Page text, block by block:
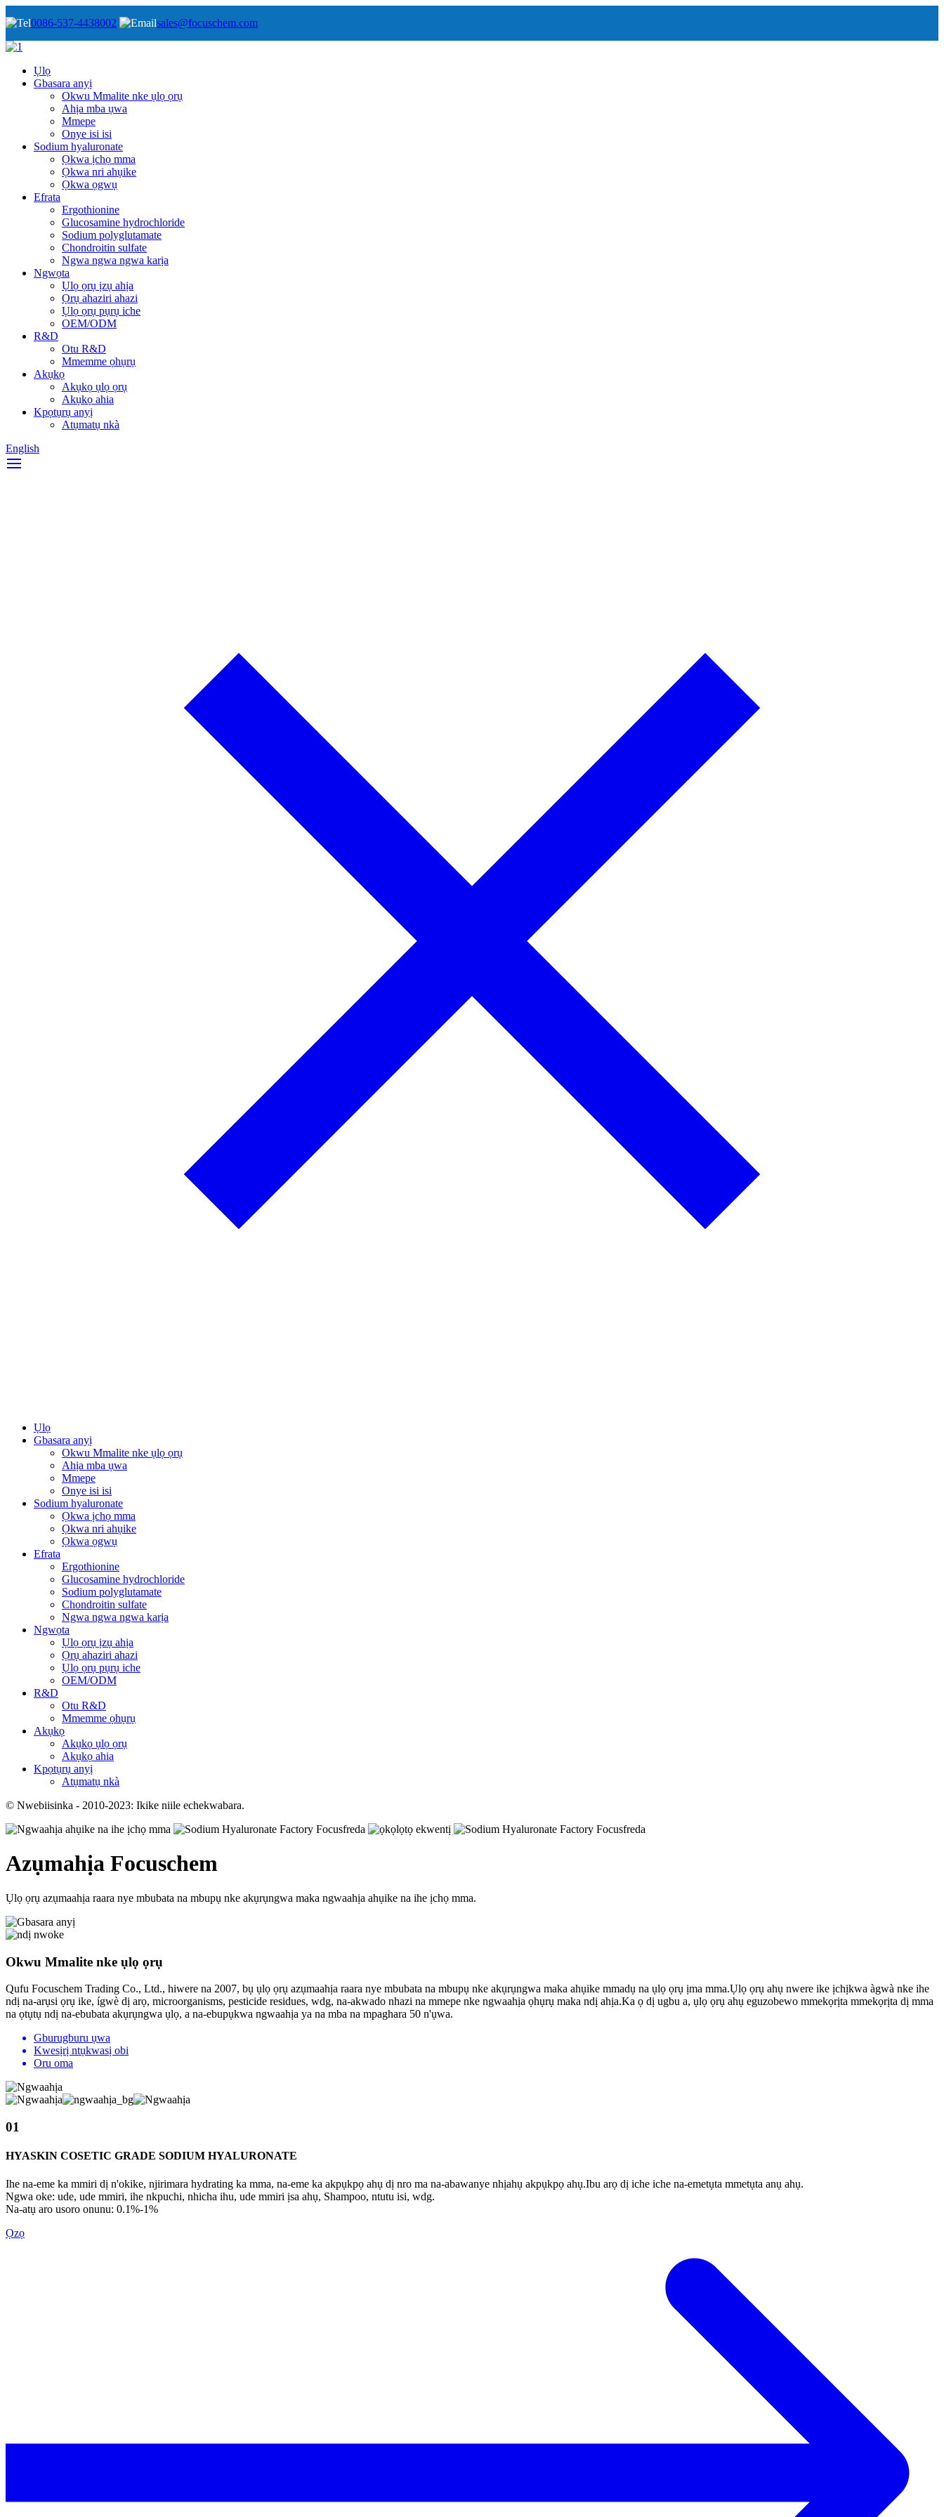
0086-537-4438002 sales@focuschem.com
Ụlọ
Gbasara anyị
Okwu Mmalite nke ụlọ ọrụ
Ahịa mba ụwa
Mmepe
Onye isi isi
Sodium hyaluronate
Ọkwa ịchọ mma
Ọkwa nri ahụike
Ọkwa ọgwụ
Efrata
Ergothionine
Glucosamine hydrochloride
Sodium polyglutamate
Chondroitin sulfate
Ngwa ngwa ngwa karịa
Ngwọta
Ụlọ ọrụ ịzụ ahịa
Ọrụ ahaziri ahazi
Ụlọ ọrụ pụrụ iche
OEM/ODM
R&D
Otu R&D
Mmemme ọhụrụ
Akụkọ
Akụkọ ụlọ ọrụ
Akụkọ ahia
Kpọtụrụ anyị
Atụmatụ nkà
English
Ụlọ
Gbasara anyị
Okwu Mmalite nke ụlọ ọrụ
Ahịa mba ụwa
Mmepe
Onye isi isi
Sodium hyaluronate
Ọkwa ịchọ mma
Ọkwa nri ahụike
Ọkwa ọgwụ
Efrata
Ergothionine
Glucosamine hydrochloride
Sodium polyglutamate
Chondroitin sulfate
Ngwa ngwa ngwa karịa
Ngwọta
Ụlọ ọrụ ịzụ ahịa
Ọrụ ahaziri ahazi
Ụlọ ọrụ pụrụ iche
OEM/ODM
R&D
Otu R&D
Mmemme ọhụrụ
Akụkọ
Akụkọ ụlọ ọrụ
Akụkọ ahia
Kpọtụrụ anyị
Atụmatụ nkà
© Nwebiisinka - 2010-2023: Ikike niile echekwabara.
Azụmahịa Focuschem
Ụlọ ọrụ azụmaahịa raara nye mbubata na mbupụ nke akụrụngwa maka ngwaahịa ahụike na ihe ịchọ mma.
Okwu Mmalite nke ụlọ ọrụ
Qufu Focuschem Trading Co., Ltd., hiwere na 2007, bụ ụlọ ọrụ azụmaahịa raara nye mbubata na mbupụ nke akụrụngwa maka ahụike mmadụ na ụlọ ọrụ ịma mma.Ụlọ ọrụ ahụ nwere ike ịchịkwa àgwà nke ihe
ndị na-arụsi ọrụ ike, ígwè dị arọ, microorganisms, pesticide residues, wdg, na-akwado nhazi na mmepe nke ngwaahịa ọhụrụ maka ndị ahịa.Ka ọ dị ugbu a, ụlọ ọrụ ahụ eguzobewo mmekọrịta mmekọrịta dị mma
na ọtụtụ ndị na-ebubata akụrụngwa ụlọ, a na-ebupụkwa ngwaahịa ya na mba na mpaghara 50 n'ụwa.
Gburugburu ụwa
Kwesịrị ntụkwasị obi
Oru oma
01
HYASKIN COSETIC GRADE SODIUM HYALURONATE
Ihe na-eme ka mmiri dị n'okike, njirimara hydrating ka mma, na-eme ka akpụkpọ ahụ dị nro ma na-abawanye nhịahụ akpụkpọ ahụ.Ibu arọ dị iche iche na-emetụta mmetụta anụ ahụ.
Ngwa oke: ude, ude mmiri, ihe nkpuchi, nhicha ihu, ude mmiri ịsa ahụ, Shampoo, ntutu isi, wdg.
Na-atụ aro usoro onunu: 0.1%-1%
Ọzọ